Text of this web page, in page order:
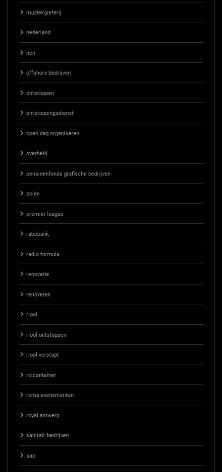
muziekgieterij
nederland
nen
offshore bedrijven
ontstoppen
ontstoppingsdienst
open dag organiseren
overheid
pensioenfonds grafische bedrijven
polen
premier league
rabobank
radio formula
renovatie
renoveren
riool
riool ontstoppen
riool verstopt
rolcontainer
roma evenementen
royal antwerp
sanitair bedrijven
sap